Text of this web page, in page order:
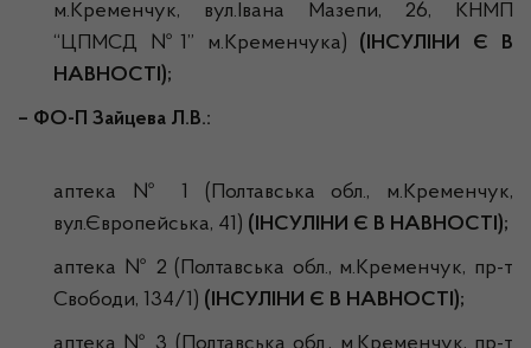
м.Кременчук, вул.Івана Мазепи, 26, КНМП
“ЦПМСД №1” м.Кременчука) (ІНСУЛІНИ Є В
НАВНОСТІ);
– ФО-П Зайцева Л.В.:
аптека № 1 (Полтавська обл., м.Кременчук,
вул.Європейська, 41) (ІНСУЛІНИ Є В НАВНОСТІ);
аптека № 2 (Полтавська обл., м.Кременчук, пр-т
Свободи, 134/1) (ІНСУЛІНИ Є В НАВНОСТІ);